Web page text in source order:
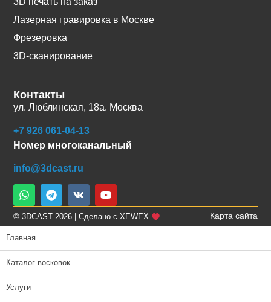
Лазерная гравировка в Москве
Фрезеровка
3D-сканирование
Контакты
ул. Люблинская, 18а. Москва
+7 926 061-04-13
Номер многоканальный
info@3dcast.ru
© 3DCAST 2026 | Сделано с XEWEX Карта сайта
Главная
Каталог восковок
Услуги